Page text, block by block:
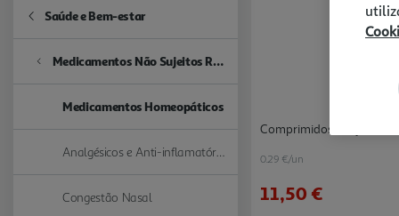
Saúde e Bem-estar
Refine by Categoria: Saúde e Bem-estar
Medicamentos Não Sujeitos Receita Médica
Refine by Categoria: Medicamentos Não Sujeitos Receita Médica
Medicamentos Homeopáticos
selected Currently Refined by Categoria: Medicamentos
Analgésicos e Anti-inflamatórios
Refine by Categoria: Analgésicos e Anti-inflamatórios
Congestão Nasal
Refine by Categoria: Congestão Nasal
Comprimidos Coryzalia
0.29 €/un
11,50 €